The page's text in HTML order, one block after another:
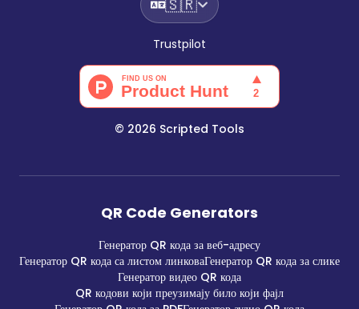
🇸🇷
Trustpilot
© 2026 Scripted Tools
QR Code Generators
Генератор QR кода за веб-адресу
Генератор QR кода са листом линковаГенератор QR кода за слике
Генератор видео QR кода
QR кодови који преузимају било који фајл